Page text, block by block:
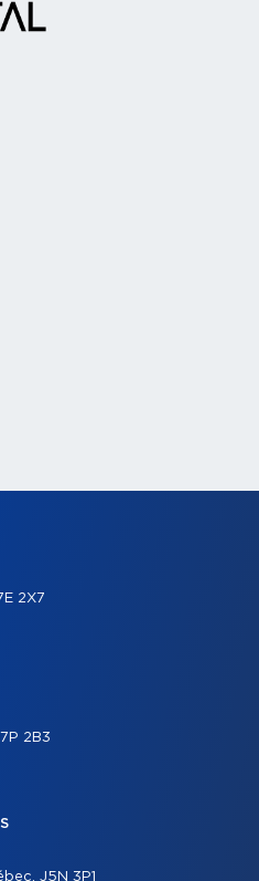
2X7
2B3
J5N 3P1